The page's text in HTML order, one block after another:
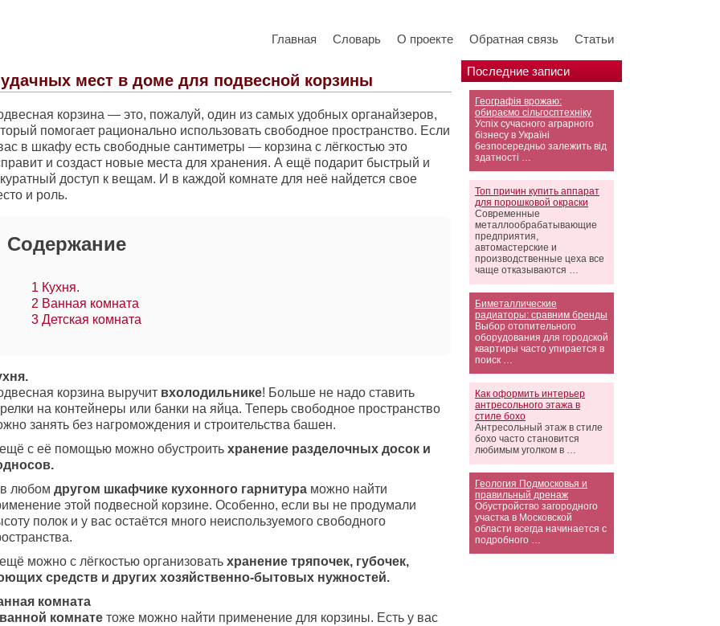
Главная Словарь О проекте Обратная связь Статьи
Последние записи
Географія врожаю:
обираємо сільгосптехніку
Успіх сучасного аграрного
бізнесу в Україні
безпосередньо залежить від
здатності …
Топ причин купить аппарат
для порошковой окраски
Современные
металлообрабатывающие
предприятия,
автомастерские и
производственные цеха все
чаще отказываются …
Биметаллические
радиаторы: сравним бренды
Выбор отопительного
оборудования для городской
квартиры часто упирается в
поиск …
Как оформить интерьер
антресольного этажа в
стиле бохо
Антресольный этаж в стиле
бохо часто становится
любимым уголком в …
Геология Подмосковья и
правильный дренаж
Обустройство загородного
участка в Московской
области всегда начинается с
подробного …
мест в доме для подвесной корзины
корзина — это, пожалуй, один из самых удобных органайзеров,
помогает рационально использовать свободное пространство. Если
в шкафу есть свободные сантиметры — корзина с лёгкостью это
и создаст новые места для хранения. А ещё подарит быстрый и
доступ к вещам. И в каждой комнате для неё найдется свое
и роль.
Содержание
1 Кухня.
2 Ванная комната
3 Детская комната
корзина выручит вхолодильнике! Больше не надо ставить
на контейнеры или банки на яйца. Теперь свободное пространство
занять без нагромождения и строительства башен.
с её помощью можно обустроить хранение разделочных досок и
любом другом шкафчике кухонного гарнитура можно найти
этой подвесной корзине. Особенно, если вы не продумали
полок и у вас остаётся много неиспользуемого свободного
можно с лёгкостью организовать хранение тряпочек, губочек,
средств и других хозяйственно-бытовых нужностей.
комната
ванной комнате тоже можно найти применение для корзины. Есть у вас